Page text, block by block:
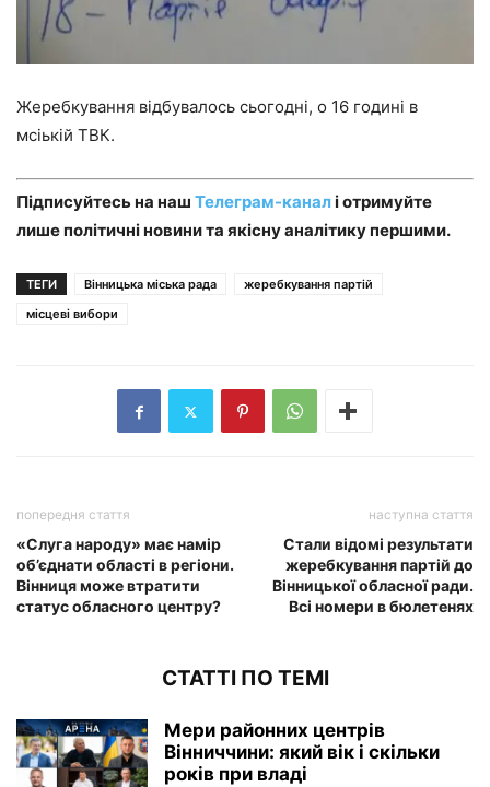
Жеребкування відбувалось сьогодні, о 16 годині в
мсіькій ТВК.
Підписуйтесь на наш Телеграм-каналі отримуйте
лише політичні новини та якісну аналітику першими.
ТЕГИ Вінницька міська рада
жеребкування партій
місцеві вибори
попередня стаття
«Слуга народу» має намір
об’єднати області в регіони.
Вінниця може втратити
статус обласного центру?
наступна стаття
Стали відомі результати
жеребкування партій до
Вінницької обласної ради.
Всі номери в бюлетенях
СТАТТІ ПО ТЕМІ
Мери районних центрів
Вінниччини: який вік і скільки
років при владі